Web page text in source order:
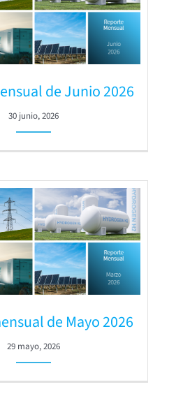
de Junio 2026
30 junio, 2026
de Mayo 2026
29 mayo, 2026